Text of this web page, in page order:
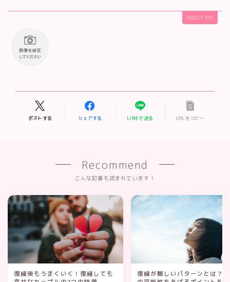
ABOUT ME
ポストする シェアする LINEで送る URLをコピー
Recommend
こんな記事も読まれています！
復縁後もうまくいく！復縁しても
復縁が難しいパターンとは？